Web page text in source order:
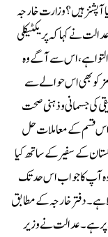
ہیں؟ وزارت خارجہ
نے کہا کہ پریکٹیکلی
التوا ہے، اس سے آگے وہ
کو بھی اس حوالے سے
کی جسمانی و ذہنی صحت
اس قسم کے معاملات حل
کے سفیر کے ساتھ کیا
وہ آپ کا جواب اس حد تک
ہے ۔دفتر خارجہ کے مطابق
پر ہے۔عدالت نے وزیر